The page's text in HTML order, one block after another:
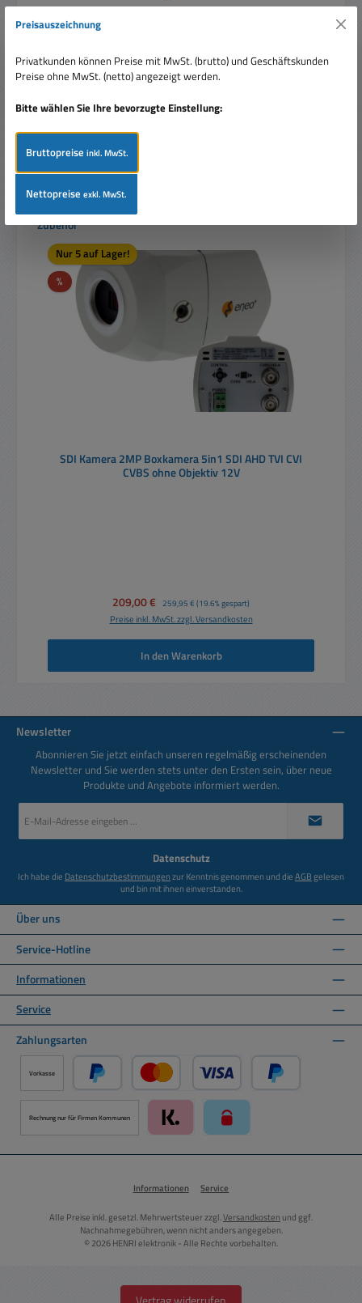
Verkaufspreis:
119,80 €
Preise inkl. MwSt. zzgl. Versandkosten
Produktgalerie überspringen
Zubehör
Nur 5 auf Lager!
%Rabatt
SDI Kamera 2MP Boxkamera 5in1 SDI AHD TVI CVI
CVBS ohne Objektiv 12V
Verkaufspreis:
209,00 € Regulärer Preis:
259,95 € (19.6% gespart)
Preise inkl. MwSt. zzgl. Versandkosten
In den Warenkorb
Newsletter
Abonnieren Sie jetzt einfach unseren regelmäßig erscheinenden
Newsletter und Sie werden stets unter den Ersten sein, über neue
Produkte und Angebote informiert werden.
Mail-
Datenschutz
Ich habe die Datenschutzbestimmungenzur Kenntnis genommen und dieAGBgelesen
und bin mit ihnen einverstanden.
Über uns
Service-Hotline
Informationen
Service
Zahlungsarten
Vorkasse
PayPal Kredit- oder Debitkarte über PayPal
Rechnung nur für Firmen Kommunen
Informationen Service
Alle Preise inkl. gesetzl. Mehrwertsteuer zzgl.Versandkosten und ggf.
Nachnahmegebühren, wenn nicht anders angegeben.
© 2026 HENRI elektronik - Alle Rechte vorbehalten.
Preisauszeichnung
Privatkunden können Preise mit MwSt. (brutto) und Geschäftskunden
Preise ohne MwSt. (netto) angezeigt werden.
Bitte wählen Sie Ihre bevorzugte Einstellung:
Bruttopreiseinkl. MwSt.
Nettopreiseexkl. MwSt.